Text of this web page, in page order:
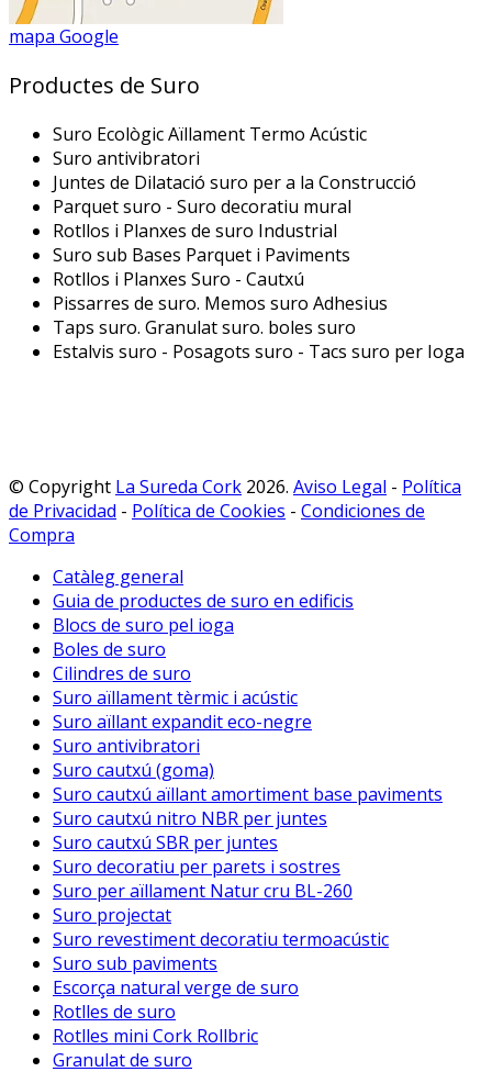
mapa Google
Productes de Suro
Suro Ecològic Aïllament Termo Acústic
Suro antivibratori
Juntes de Dilatació suro per a la Construcció
Parquet suro - Suro decoratiu mural
Rotllos i Planxes de suro Industrial
Suro sub Bases Parquet i Paviments
Rotllos i Planxes Suro - Cautxú
Pissarres de suro. Memos suro Adhesius
Taps suro. Granulat suro. boles suro
Estalvis suro - Posagots suro - Tacs suro per Ioga
© Copyright La Sureda Cork 2026. Aviso Legal - Política
de Privacidad - Política de Cookies - Condiciones de
Compra
Catàleg general
Guia de productes de suro en edificis
Blocs de suro pel ioga
Boles de suro
Cilindres de suro
Suro aïllament tèrmic i acústic
Suro aïllant expandit eco-negre
Suro antivibratori
Suro cautxú (goma)
Suro cautxú aïllant amortiment base paviments
Suro cautxú nitro NBR per juntes
Suro cautxú SBR per juntes
Suro decoratiu per parets i sostres
Suro per aïllament Natur cru BL-260
Suro projectat
Suro revestiment decoratiu termoacústic
Suro sub paviments
Escorça natural verge de suro
Rotlles de suro
Rotlles mini Cork Rollbric
Granulat de suro